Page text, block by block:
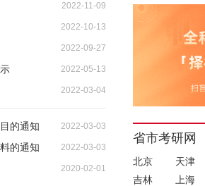
2022-11-09
2022-10-13
2022-09-27
2022-05-13
2022-03-04
的通知 2022-03-03
的通知 2022-03-03
2020-02-01
省市考研网
北京 天津
吉林
上海